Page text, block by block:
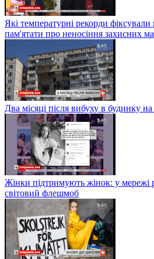
Які температурні рекорди
пам'ятати про неносіння захисних
Два місяці після вибуху в будинку
Жінки підтримують жінок: у мережі
світовий флешмоб